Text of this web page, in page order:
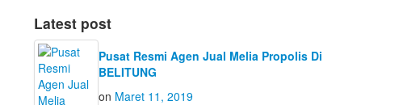
Latest post
Pusat Resmi Agen Jual Melia Propolis Di
BELITUNG
on Maret 11, 2019